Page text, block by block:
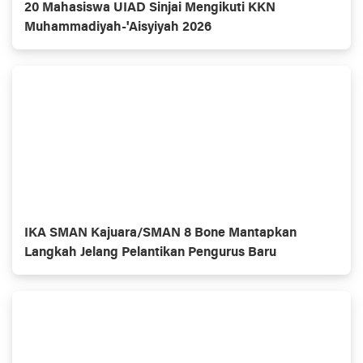
20 Mahasiswa UIAD Sinjai Mengikuti KKN
Muhammadiyah-'Aisyiyah 2026
IKA SMAN Kajuara/SMAN 8 Bone Mantapkan
Langkah Jelang Pelantikan Pengurus Baru